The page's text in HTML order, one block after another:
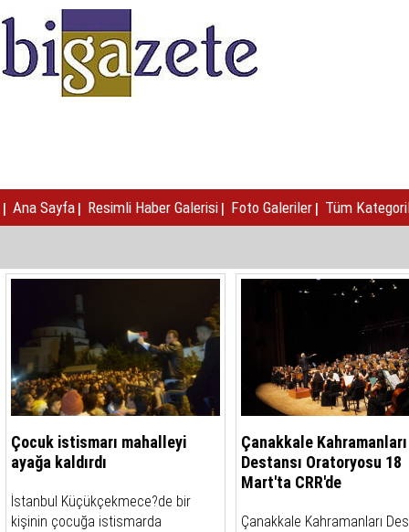
| Ana Sayfa | Resimli Haber Galerisi | Foto Galeriler | Tüm
Çocuk istismarı mahalleyi
ayağa kaldırdı
İstanbul Küçükçekmece?de bir
kişinin çocuğa istismarda
Çanakkale Kahramanları
Destansı Oratoryosu 18
Mart'ta CRR'de
Çanakkale Kahramanları